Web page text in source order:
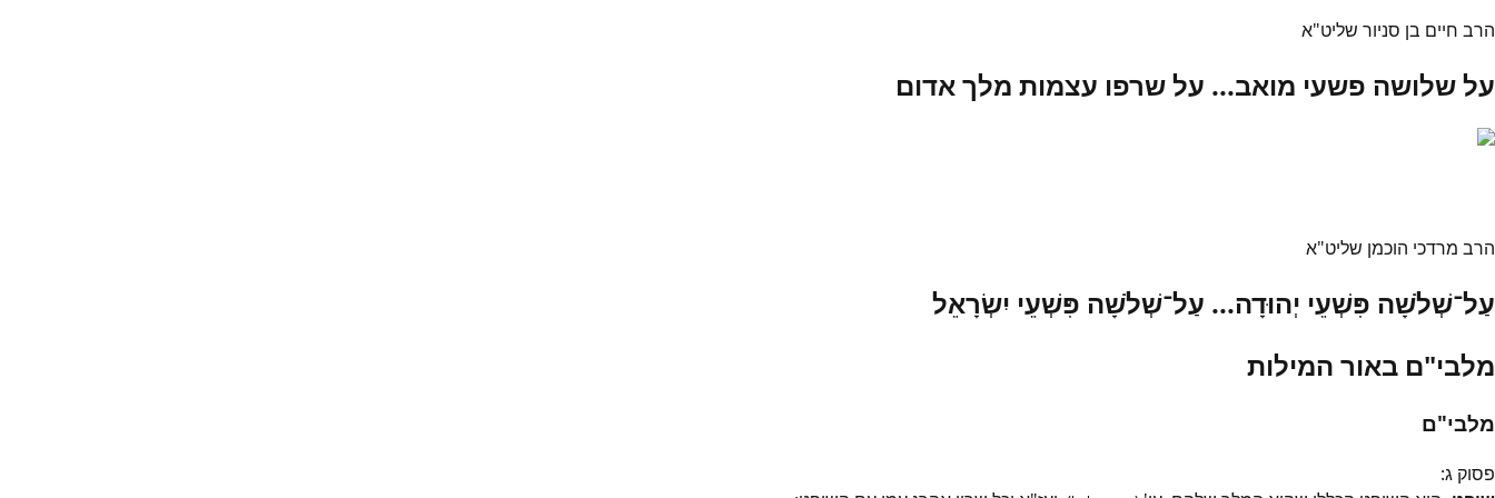
הרב חיים בן סניור שליט"א
על שלושה פשעי מואב... על שרפו עצמות מלך אדום
הרב מרדכי הוכמן שליט"א
עַל־שְׁלֹשָׁה פִּשְׁעֵי יְהוּדָה... עַל־שְׁלֹשָׁה פִּשְׁעֵי יִשְׂרָאֵל
מלבי"ם באור המילות
מלבי"ם
פסוק ג: